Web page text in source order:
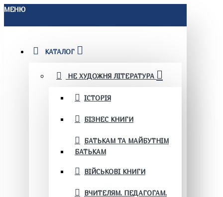
МЕНЮ
КАТАЛОГ
НЕ ХУДОЖНЯ ЛІТЕРАТУРА
ІСТОРІЯ
БІЗНЕС КНИГИ
БАТЬКАМ ТА МАЙБУТНІМ
БАТЬКАМ
ВІЙСЬКОВІ КНИГИ
ВЧИТЕЛЯМ. ПЕДАГОГАМ.